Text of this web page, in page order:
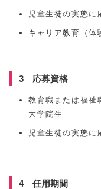
児童生徒の実態に
キャリア教育（体
3 応募資格
教育職または福祉
大学院生
児童生徒の実態に
4 任用期間